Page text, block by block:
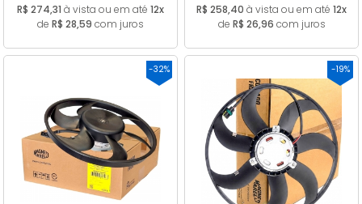
R$ 274,31 à vista ou em até 12x
de R$ 28,59 com juros
R$ 258,40 à vista ou em até 12x
de R$ 26,96 com juros
-32% -19%